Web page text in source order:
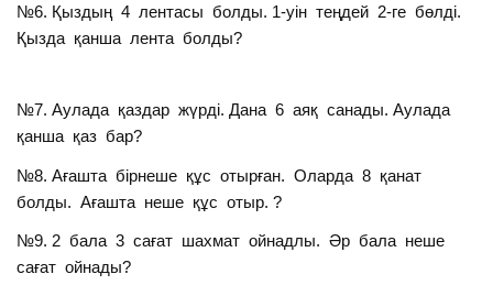
№6. Қыздың 4 лентасы болды. 1-уін теңдей 2-ге бөлді.
Қызда қанша лента болды?
№7. Аулада қаздар жүрді. Дана 6 аяқ санады. Аулада
қанша қаз бар?
№8. Ағашта бірнеше құс отырған. Оларда 8 қанат
болды. Ағашта неше құс отыр. ?
№9. 2 бала 3 сағат шахмат ойнадлы. Әр бала неше
сағат ойнады?